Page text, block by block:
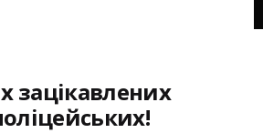
зацікавлених